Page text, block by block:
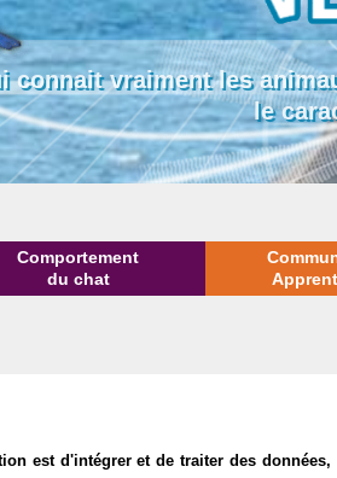
connait vraiment les
le
Comportement
du chat
est d'intégrer et de traiter des